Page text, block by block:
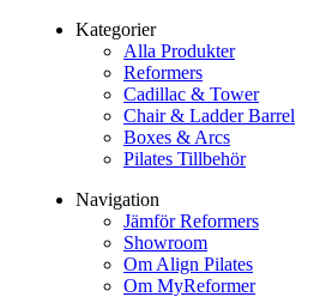
Kategorier
Alla Produkter
Reformers
Cadillac & Tower
Chair & Ladder Barrel
Boxes & Arcs
Pilates Tillbehör
Navigation
Jämför Reformers
Showroom
Om Align Pilates
Om MyReformer